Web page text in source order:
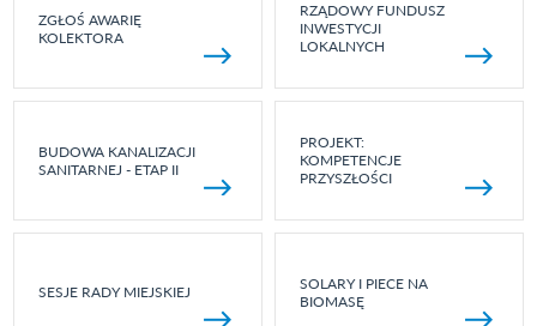
ZGŁOŚ AWARIĘ
KOLEKTORA
RZĄDOWY FUNDUSZ
INWESTYCJI
LOKALNYCH
BUDOWA KANALIZACJI
SANITARNEJ - ETAP II
PROJEKT:
KOMPETENCJE
PRZYSZŁOŚCI
SESJE RADY MIEJSKIEJ
SOLARY I PIECE NA
BIOMASĘ